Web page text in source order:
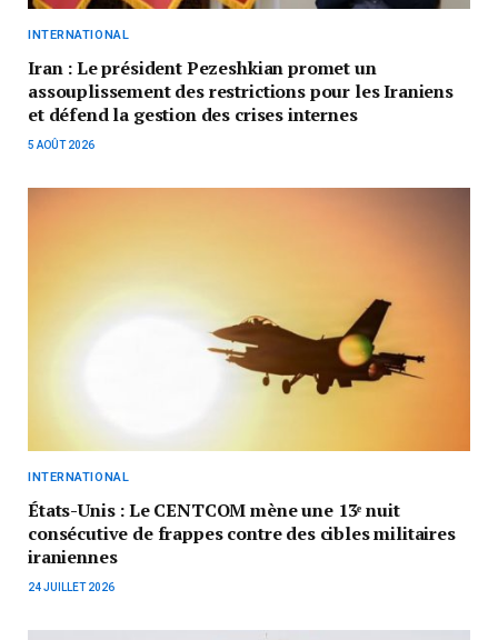
INTERNATIONAL
Iran : Le président Pezeshkian promet un
assouplissement des restrictions pour les Iraniens
et défend la gestion des crises internes
5 AOÛT 2026
INTERNATIONAL
États-Unis : Le CENTCOM mène une 13ᵉ nuit
consécutive de frappes contre des cibles militaires
iraniennes
24 JUILLET 2026